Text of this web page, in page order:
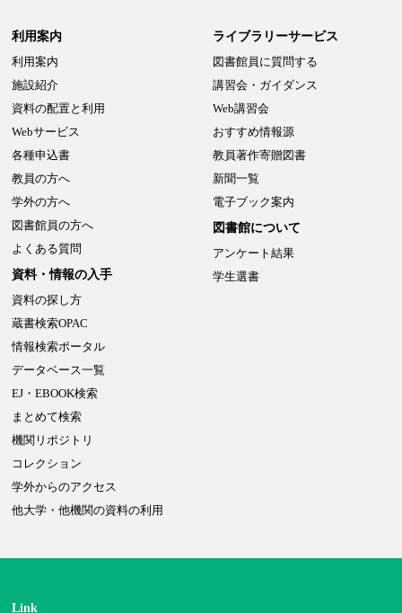
利用案内
利用案内
施設紹介
資料の配置と利用
Webサービス
各種申込書
教員の方へ
学外の方へ
図書館員の方へ
よくある質問
資料・情報の入手
資料の探し方
蔵書検索OPAC
情報検索ポータル
データベース一覧
EJ・EBOOK検索
まとめて検索
機関リポジトリ
コレクション
学外からのアクセス
他大学・他機関の資料の利用
ライブラリーサービス
図書館員に質問する
講習会・ガイダンス
Web講習会
おすすめ情報源
教員著作寄贈図書
新聞一覧
電子ブック案内
図書館について
アンケート結果
学生選書
Link